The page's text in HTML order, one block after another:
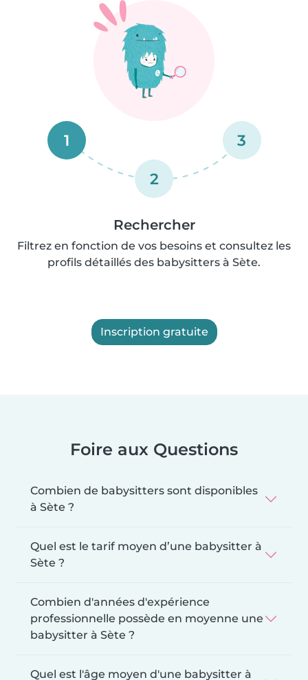
1
2
3
Rechercher
Filtrez en fonction de vos besoins et consultez les
profils détaillés des babysitters à Sète.
Inscription gratuite
Foire aux Questions
Combien de babysitters sont disponibles
à Sète ?
Quel est le tarif moyen d’une babysitter à
Sète ?
Combien d'années d'expérience
professionnelle possède en moyenne une
babysitter à Sète ?
Quel est l'âge moyen d'une babysitter à